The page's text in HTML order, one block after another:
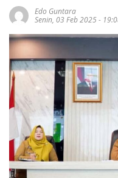
Edo Guntara
Senin, 03 Feb 2025 -